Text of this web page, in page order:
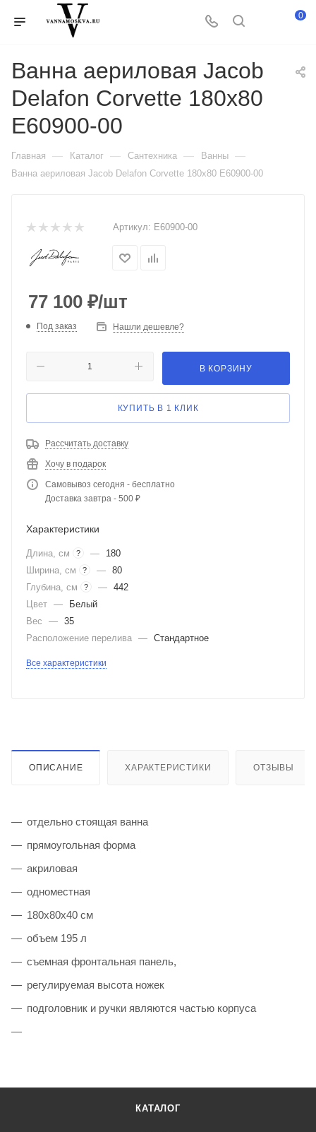
0
Ванна аериловая Jacob
Delafon Corvette 180x80
E60900-00
Главная — Каталог — Сантехника — Ванны —
Ванна аериловая Jacob Delafon Corvette 180x80 E60900-00
Артикул: E60900-00
77 100 ₽/шт
Под заказ Нашли дешевле?
В КОРЗИНУ
КУПИТЬ В 1 КЛИК
Рассчитать доставку
Хочу в подарок
Самовывоз сегодня - бесплатно
Доставка завтра - 500 ₽
Характеристики
Длина, см ? —
180
Ширина, см
? — 80
Глубина, см
? — 442
Цвет —
Белый
Вес
— 35
Расположение перелива — Стандартное
Все характеристики
ОПИСАНИЕ ХАРАКТЕРИСТИКИ ОТЗЫВЫ
отдельно стоящая ванна
прямоугольная форма
акриловая
одноместная
180х80х40 см
объем 195 л
съемная фронтальная панель,
регулируемая высота ножек
подголовник и ручки являются частью корпуса
КАТАЛОГ